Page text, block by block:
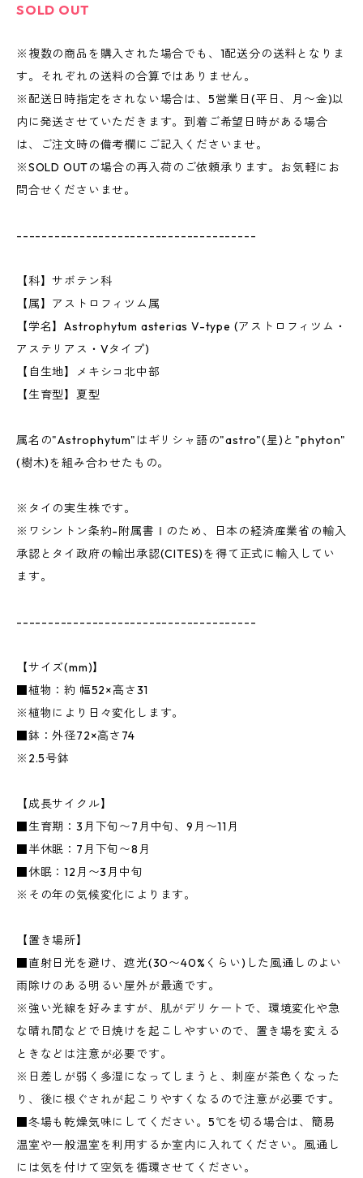
SOLD OUT
※複数の商品を購入された場合でも、1配送分の送料となりま
す。それぞれの送料の合算ではありません。
※配送日時指定をされない場合は、5営業日(平日、月〜金)以
内に発送させていただきます。到着ご希望日時がある場合
は、ご注文時の備考欄にご記入くださいませ。
※SOLD OUTの場合の再入荷のご依頼承ります。お気軽にお
問合せくださいませ。
--------------------------------------
【科】サボテン科
【属】アストロフィツム属
【学名】Astrophytum asterias V-type (アストロフィツム・
アステリアス・Vタイプ)
【自生地】メキシコ北中部
【生育型】夏型
属名の"Astrophytum"はギリシャ語の"astro"(星)と"phyton"
(樹木)を組み合わせたもの。
※タイの実生株です。
※ワシントン条約-附属書Ⅰのため、日本の経済産業省の輸入
承認とタイ政府の輸出承認(CITES)を得て正式に輸入してい
ます。
--------------------------------------
【サイズ(mm)】
■植物：約 幅52×高さ31
※植物により日々変化します。
■鉢：外径72×高さ74
※2.5号鉢
【成長サイクル】
■生育期：3月下旬〜7月中旬、9月〜11月
■半休眠：7月下旬〜8月
■休眠：12月〜3月中旬
※その年の気候変化によります。
【置き場所】
■直射日光を避け、遮光(30〜40%くらい)した風通しのよい
雨除けのある明るい屋外が最適です。
※強い光線を好みますが、肌がデリケートで、環境変化や急
な晴れ間などで日焼けを起こしやすいので、置き場を変える
ときなどは注意が必要です。
※日差しが弱く多湿になってしまうと、刺座が茶色くなった
り、後に根ぐされが起こりやすくなるので注意が必要です。
■冬場も乾燥気味にしてください。5℃を切る場合は、簡易
温室や一般温室を利用するか室内に入れてください。風通し
には気を付けて空気を循環させてください。